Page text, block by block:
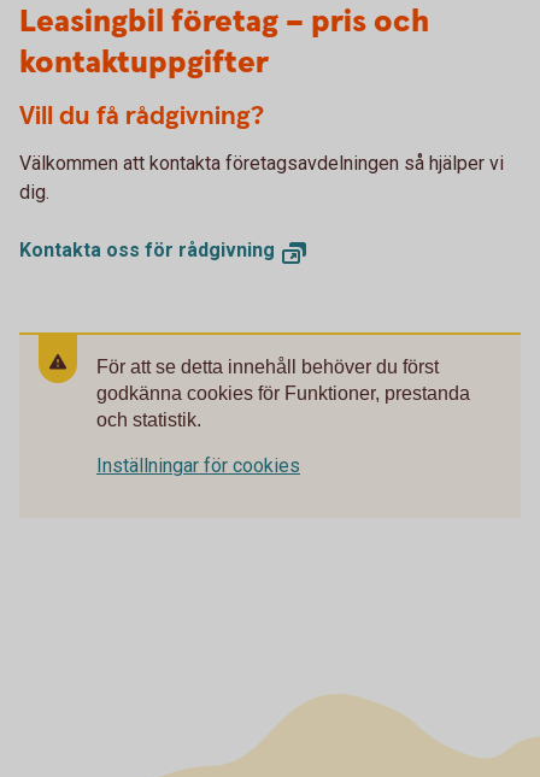
Leasingbil företag – pris och
kontaktuppgifter
Vill du få rådgivning?
Välkommen att kontakta företagsavdelningen så hjälper vi
dig.
Kontakta oss för rådgivning
För att se detta innehåll behöver du först
godkänna cookies för Funktioner, prestanda
och statistik.
Inställningar för cookies